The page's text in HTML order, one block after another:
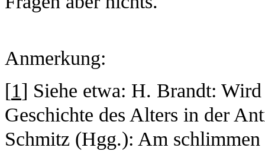
Anmerkung:
[1] Siehe etwa: H. Brandt:
Geschichte des Alters in der
Schmitz (Hgg.): Am